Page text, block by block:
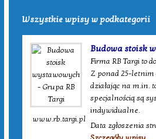
Wszystkie wpisy w podkategorii
www.rb.targi.pl
Budowa stoisk
Firma RB Targi to
Z ponad 25-letnim
działając na m.in.
specjalnością są
indywidualne.
Data zgłoszenia